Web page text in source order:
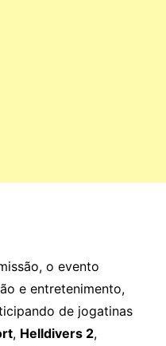
o evento
e entretenimento,
de jogatinas
, Helldivers 2,